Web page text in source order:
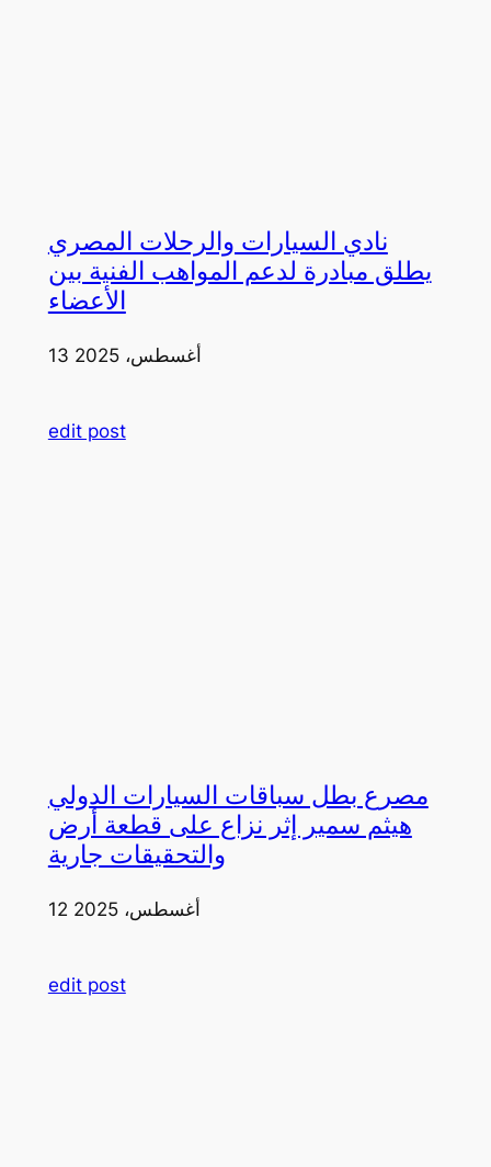
نادي السيارات والرحلات المصري
يطلق مبادرة لدعم المواهب الفنية بين
الأعضاء
13 أغسطس، 2025
edit post
مصرع بطل سباقات السيارات الدولي
هيثم سمير إثر نزاع على قطعة أرض
والتحقيقات جارية
12 أغسطس، 2025
edit post